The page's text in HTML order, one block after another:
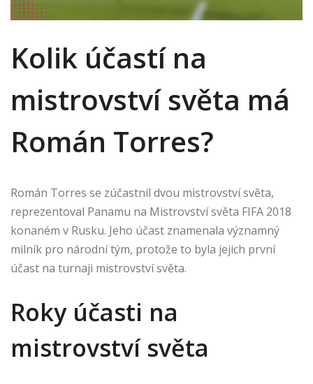
Kolik účastí na
mistrovství světa má
Román Torres?
Román Torres se zúčastnil dvou mistrovství světa,
reprezentoval Panamu na Mistrovství světa FIFA 2018
konaném v Rusku. Jeho účast znamenala významný
milník pro národní tým, protože to byla jejich první
účast na turnaji mistrovství světa.
Roky účasti na
mistrovství světa